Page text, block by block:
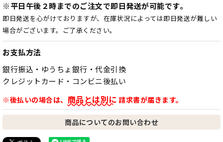
※平日午後２時までのご注文で即日発送が可能です。
即日発送を心がけておりますが、在庫状況によっては即日発送が難しい
場合がございます。ご了承ください。
お支払方法
銀行振込・ゆうちょ銀行・代金引換
クレジットカード・コンビニ後払い
※後払いの場合は、 商品とは別に 請求書が届きます。
商品についてのお問い合わせ